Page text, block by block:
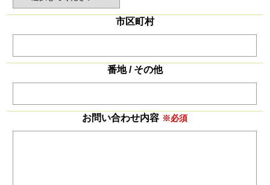
市区町村
番地 / その他
お問い合わせ内容 ※必須